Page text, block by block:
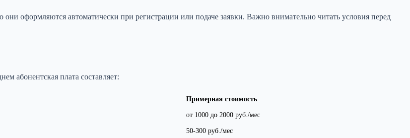
оформляются автоматически при регистрации или подаче заявки. Важно внимательно читать условия перед
абонентская плата составляет:
Примерная стоимость
от 1000 до 2000 руб./мес
50-300 руб./мес